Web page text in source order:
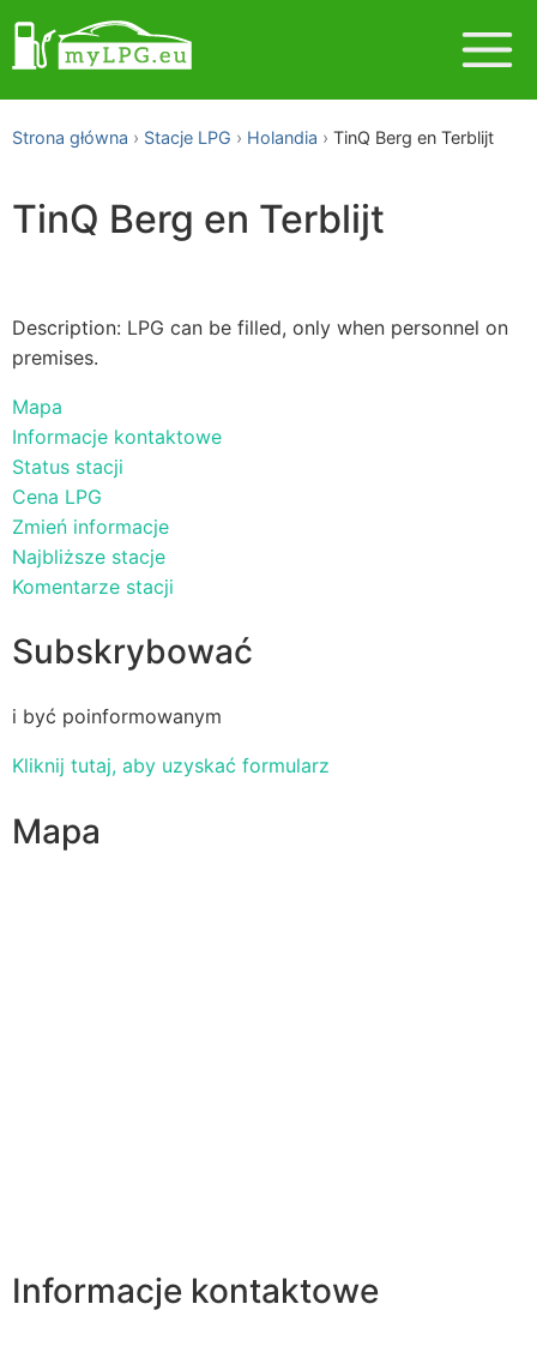
Strona główna Stacje LPG Holandia TinQ Berg en Terblijt
TinQ Berg en Terblijt
Description: LPG can be filled, only when personnel on
premises.
Mapa
Informacje kontaktowe
Status stacji
Cena LPG
Zmień informacje
Najbliższe stacje
Komentarze stacji
Subskrybować
i być poinformowanym
Kliknij tutaj, aby uzyskać formularz
Mapa
Informacje kontaktowe